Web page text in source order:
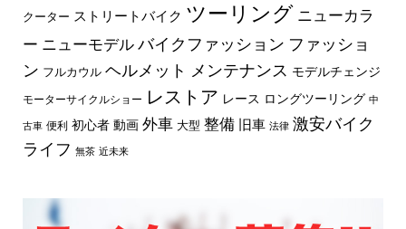
クーター ストリートバイク ツーリング ニューカラ
ー ニューモデル バイクファッション ファッショ
ン フルカウル ヘルメット メンテナンス モデルチェンジ
モーターサイクルショー レストア レース ロングツーリング 中
古車 便利 初心者 動画 外車 大型 整備 旧車 法律 激安バイク
ライフ 無茶 近未来